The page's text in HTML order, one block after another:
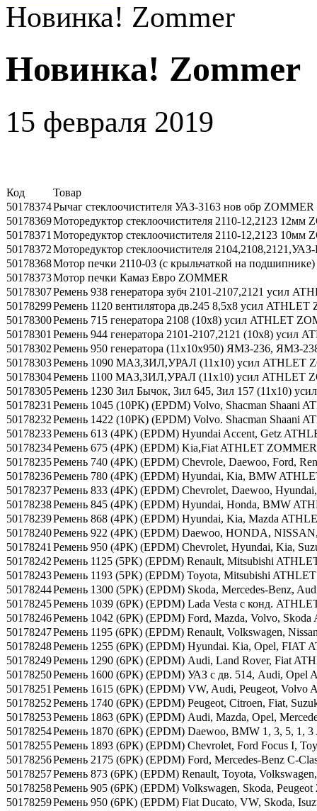
Новинка! Zommer
Новинка! Zommer
15 февраля 2019
Код
Товар
50178374Рычаг стеклоочистителя УАЗ-3163 нов обр ZOMMER
50178369Моторедуктор стеклоочистителя 2110-12,2123 12мм
50178371 Моторедуктор стеклоочистителя 2110-12,2123 10мм
50178372Моторедуктор стеклоочистителя
50178368Мотор печки 2110-03 (с крыльчаткой на
50178373Мотор печки Камаз Евро ZOMMER
50178307Ремень 938 генератора зубч 2101-2107,2121 усил
50178299Ремень 1120 вентилятора дв.245 8,5х8 усил ATHLET
50178300Ремень 715 генератора 2108 (10х8) усил ATHLET
50178301 Ремень 944 генератора 2101-2107,2121 (10х8) усил
50178302Ремень 950 генератора (11x10x950) ЯМЗ-236, ЯМЗ-
50178303Ремень 1090 МАЗ,ЗИЛ,УРАЛ (11х10) усил ATHLET
50178304Ремень 1100 МАЗ,ЗИЛ,УРАЛ (11х10) усил ATHLET
50178305Ремень 1230 Зил Бычок, Зил 645, Зил 157 (11х10)
50178231 Ремень 1045 (10РК) (EPDM) Volvo, Shacman Shaani
50178232Ремень 1422 (10РК) (EPDM) Volvo. Shacman Shaani
50178233Ремень 613 (4РК) (EPDM) Hyundai Accent, Getz
50178234Ремень 675 (4РК) (EPDM) Kia,Fiat ATHLET ZOMMER
50178235Ремень 740 (4РК) (EPDM) Chevrole, Daewoo, Ford,
50178236Ремень 780 (4РК) (EPDM) Hyundai, Kia, BMW
50178237Ремень 833 (4РК) (EPDM) Chevrolet, Daewoo,
50178238Ремень 845 (4РК) (EPDM) Hyundai, Honda, BMW
50178239Ремень 868 (4РК) (EPDM) Hyundai, Kia, Mazda
50178240Ремень 922 (4РК) (EPDM) Daewoo, HONDA,
50178241 Ремень 950 (4РК) (EPDM) Chevrolet, Hyundai, Kia,
50178242Ремень 1125 (5РК) (EPDM) Renault, Mitsubishi
50178243Ремень 1193 (5РК) (EPDM) Toyota, Mitsubishi
50178244Ремень 1300 (5РК) (EPDM) Skoda, Mercedes-Benz,
50178245Ремень 1039 (6РК) (EPDM) Lada Vesta с конд.
50178246Ремень 1042 (6РК) (EPDM) Ford, Mazda, Volvo,
50178247Ремень 1195 (6РК) (EPDM) Renault, Volkswagen,
50178248Ремень 1255 (6РК) (EPDM) Hyundai. Kia, Opel, FIAT
50178249Ремень 1290 (6РК) (EPDM) Audi, Land Rover, Fiat
50178250Ремень 1600 (6РК) (EPDM) УАЗ с дв. 514, Audi, Opel
50178251 Ремень 1615 (6РК) (EPDM) VW, Audi, Peugeot, Volvo
50178252Ремень 1740 (6РК) (EPDM) Peugeot, Citroen, Fiat,
50178253Ремень 1863 (6РК) (EPDM) Audi, Mazda, Opel,
50178254Ремень 1870 (6РК) (EPDM) Daewoo, BMW 1, 3, 5, 1,
50178255Ремень 1893 (6РК) (EPDM) Chevrolet, Ford Focus I,
50178256Ремень 2175 (6РК) (EPDM) Ford, Mercedes-Benz C-
50178257Ремень 873 (6РК) (EPDM) Renault, Toyota,
50178258Ремень 905 (6РК) (EPDM) Volkswagen, Skoda,
50178259Ремень 950 (6РК) (EPDM) Fiat Ducato, VW, Skoda,